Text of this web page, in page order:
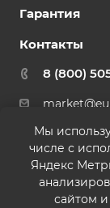
Гарантия
Контакты
8 (800)
г. Москва,
Мы
числе с
Яндекс
сайтом